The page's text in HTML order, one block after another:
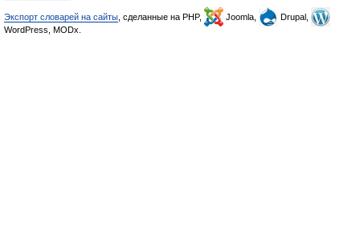
Экспорт словарей на сайты , сделанные на PHP, Joomla,
Drupal,
WordPress, MODx.